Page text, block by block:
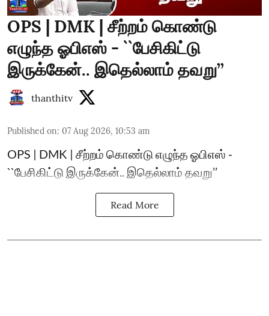
OPS | DMK | சீற்றம் கொண்டு
எழுந்த ஓபிஎஸ் - ``பேசிகிட்டு
இருக்கேன்.. இதெல்லாம் தவறு’’
thanthitv
Published on: 07 Aug 2026, 10:53 am
OPS | DMK | சீற்றம் கொண்டு எழுந்த ஓபிஎஸ் -
``பேசிகிட்டு இருக்கேன்.. இதெல்லாம் தவறு’’
Read More